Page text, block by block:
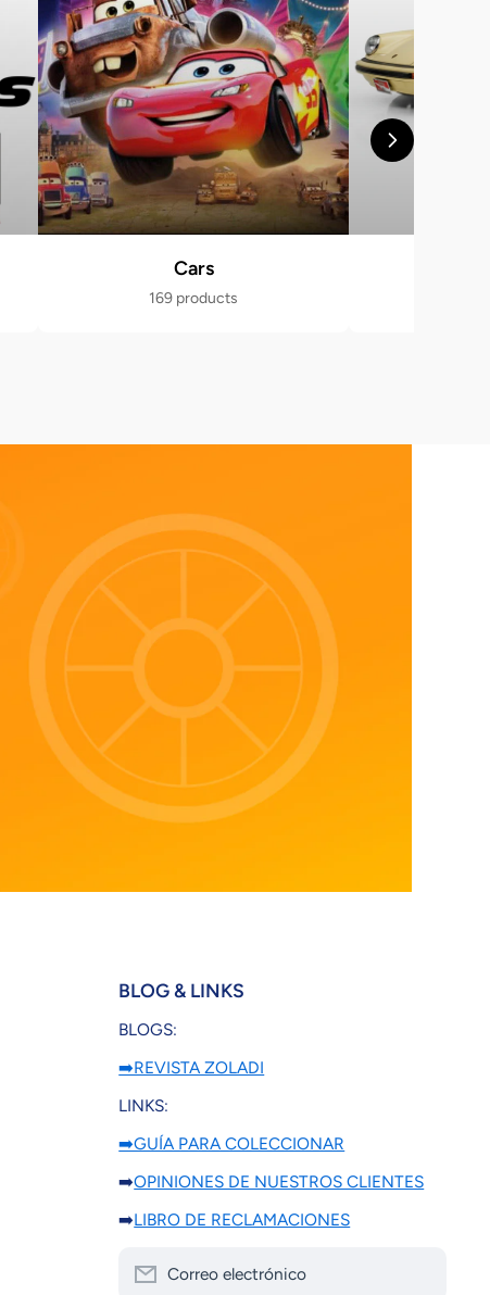
Cars
169 products
BLOG & LINKS
BLOGS:
➡️REVISTA ZOLADI
LINKS:
➡️GUÍA PARA COLECCIONAR
➡️OPINIONES DE NUESTROS CLIENTES
➡️LIBRO DE RECLAMACIONES
Correo electrónico